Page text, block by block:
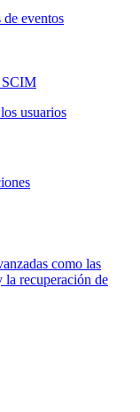
eventos
SCIM
usuarios
como las
la recuperación de